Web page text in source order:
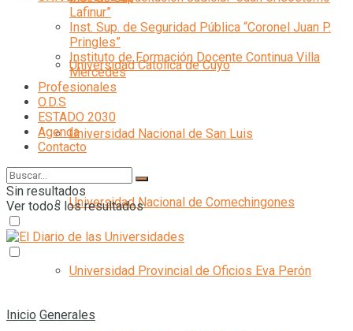
Universidad Católica de Cuyo
Universidad Nacional de San Luis
Universidad Nacional de Comechingones
Universidad Provincial de Oficios Eva Perón
Lafinur”
Inst. Sup. de Seguridad Pública “Coronel Juan P.
Pringles”
Instituto de Formación Docente Continua Villa
Mercedes
Profesionales
O.D.S
ESTADO 2030
Agenda
Contacto
Sin resultados
Ver todos los resultados
Inicio Generales